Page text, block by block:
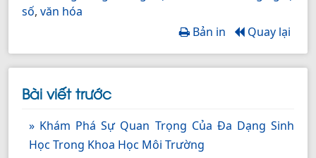
số, văn hóa
Bản in
Quay lại
Bài viết trước
» Khám Phá Sự Quan Trọng Của Đa Dạng Sinh
Học Trong Khoa Học Môi Trường